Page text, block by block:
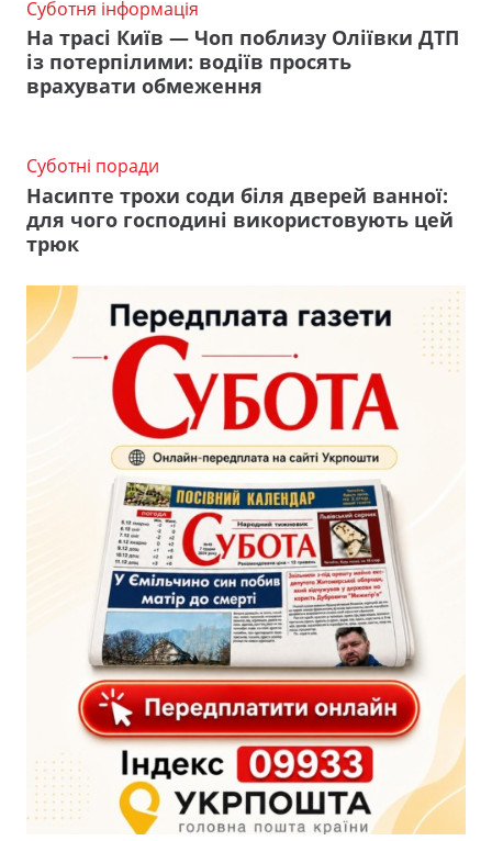
Суботня інформація
На трасі Київ — Чоп поблизу Оліївки ДТП
із потерпілими: водіїв просять
врахувати обмеження
Суботні поради
Насипте трохи соди біля дверей ванної:
для чого господині використовують цей
трюк